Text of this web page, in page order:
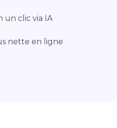
un clic via IA
nette en ligne